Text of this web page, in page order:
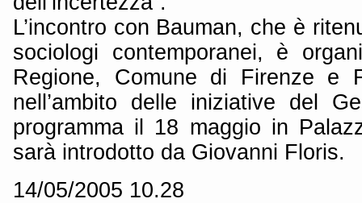
L’incontro con Bauman, che è
sociologi contemporanei, è
Regione, Comune di Firenze e
nell’ambito delle iniziative del
programma il 18 maggio in
sarà introdotto da Giovanni Floris.
14/05/2005 10.28